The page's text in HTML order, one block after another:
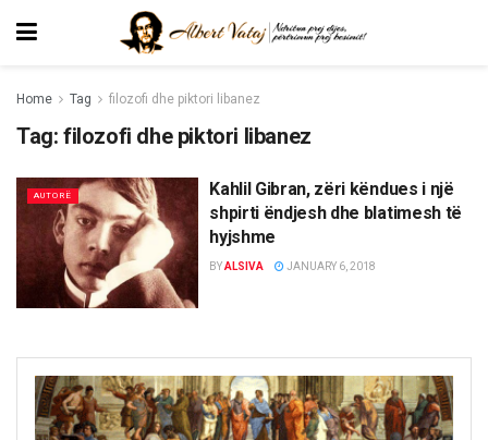
Home Tag filozofi dhe piktori libanez
Tag: filozofi dhe piktori libanez
AUTORË
Kahlil Gibran, zëri këndues i një
shpirti ëndjesh dhe blatimesh të
hyjshme
BYALSIVA JANUARY 6, 2018